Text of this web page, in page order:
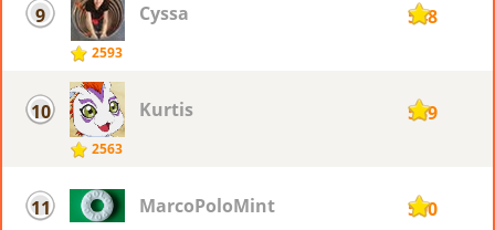
9
2593
Cyssa 548
10
2563
Kurtis 539
11 MarcoPoloMint 500